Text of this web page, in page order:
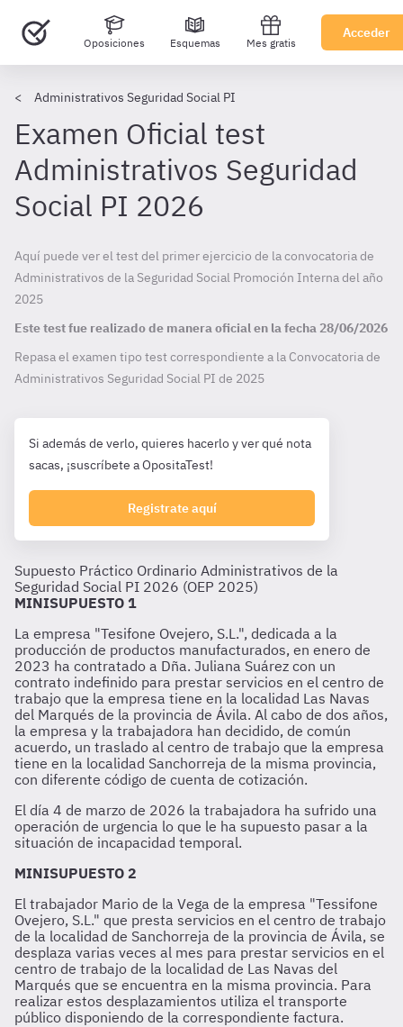
Oposiciones Esquemas Mes gratis
Acceder
Administrativos Seguridad Social PI
Examen Oficial test
Administrativos Seguridad
Social PI 2026
Aquí puede ver el test del primer ejercicio de la convocatoria de
Administrativos de la Seguridad Social Promoción Interna del año
2025
Este test fue realizado de manera oficial en la fecha 28/06/2026
Repasa el examen tipo test correspondiente a la Convocatoria de
Administrativos Seguridad Social PI de 2025
Si además de verlo, quieres hacerlo y ver qué nota
sacas, ¡suscríbete a OpositaTest!
Registrate aquí
Supuesto Práctico Ordinario Administrativos de la
Seguridad Social PI 2026 (OEP 2025)
MINISUPUESTO 1
La empresa "Tesifone Ovejero, S.L.", dedicada a la
producción de productos manufacturados, en enero de
2023 ha contratado a Dña. Juliana Suárez con un
contrato indefinido para prestar servicios en el centro de
trabajo que la empresa tiene en la localidad Las Navas
del Marqués de la provincia de Ávila. Al cabo de dos años,
la empresa y la trabajadora han decidido, de común
acuerdo, un traslado al centro de trabajo que la empresa
tiene en la localidad Sanchorreja de la misma provincia,
con diferente código de cuenta de cotización.
El día 4 de marzo de 2026 la trabajadora ha sufrido una
operación de urgencia lo que le ha supuesto pasar a la
situación de incapacidad temporal.
MINISUPUESTO 2
El trabajador Mario de la Vega de la empresa "Tessifone
Ovejero, S.L." que presta servicios en el centro de trabajo
de la localidad de Sanchorreja de la provincia de Ávila, se
desplaza varias veces al mes para prestar servicios en el
centro de trabajo de la localidad de Las Navas del
Marqués que se encuentra en la misma provincia. Para
realizar estos desplazamientos utiliza el transporte
público disponiendo de la correspondiente factura.